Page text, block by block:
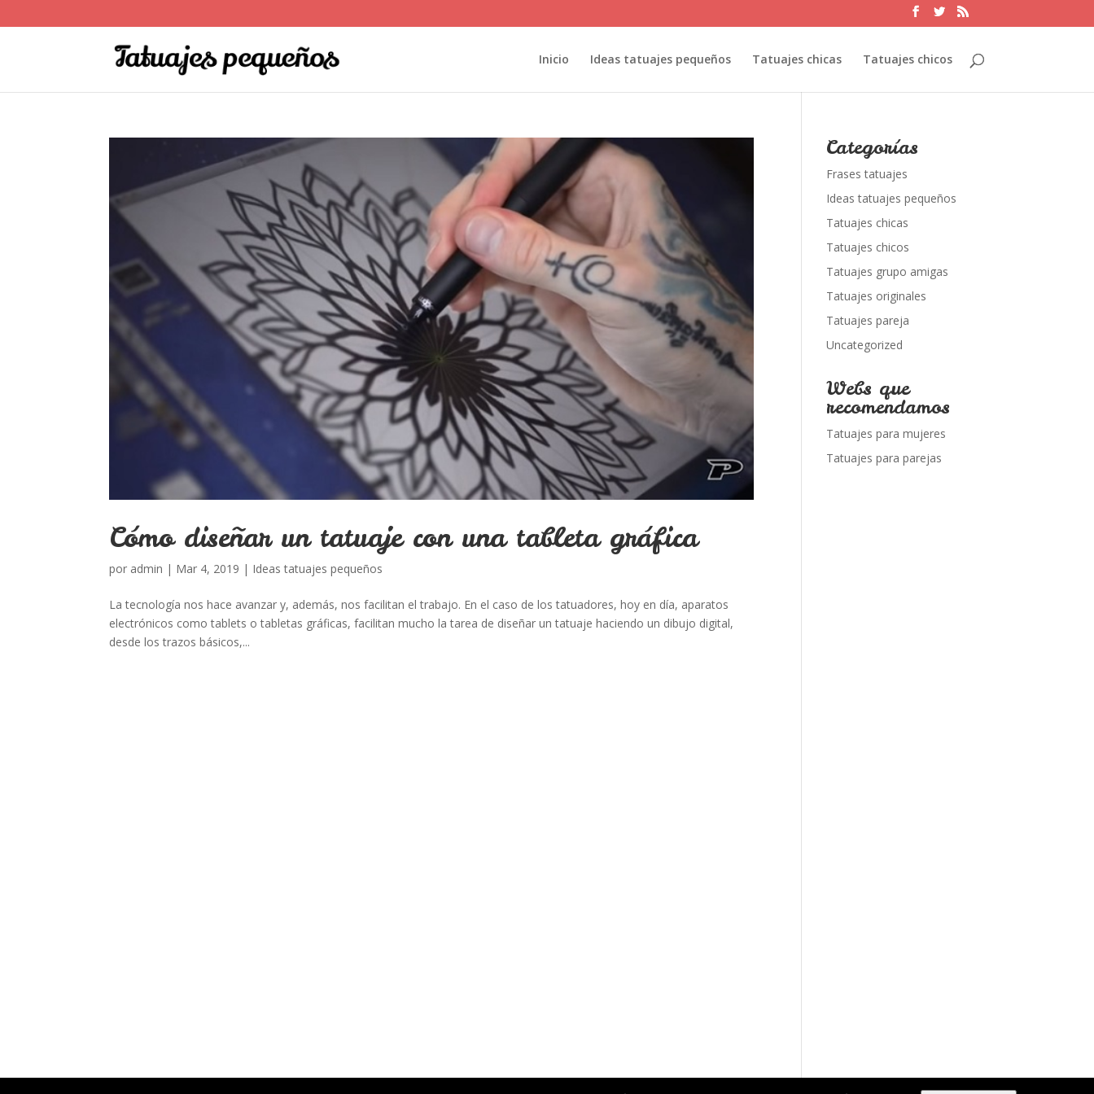
Inicio Ideas tatuajes pequeños Tatuajes chicas Tatuajes chicos
Cómo diseñar un tatuaje con una tableta gráfica
por admin | Mar 4, 2019 | Ideas tatuajes pequeños
La tecnología nos hace avanzar y, además, nos facilitan el trabajo. En el caso de los tatuadores, hoy en día, aparatos
electrónicos como tablets o tabletas gráficas, facilitan mucho la tarea de diseñar un tatuaje haciendo un dibujo digital,
desde los trazos básicos,...
Categorías
Frases tatuajes
Ideas tatuajes pequeños
Tatuajes chicas
Tatuajes chicos
Tatuajes grupo amigas
Tatuajes originales
Tatuajes pareja
Uncategorized
Webs que
recomendamos
Tatuajes para mujeres
Tatuajes para parejas